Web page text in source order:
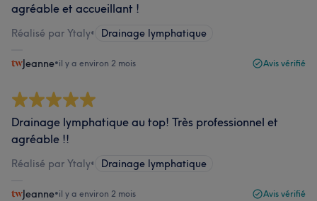
agréable et accueillant !
Réalisé par Ytaly• Drainage lymphatique
Jeanne•il y a environ 2 mois Avis vérifié
Drainage lymphatique au top! Très professionnel et
agréable !!
Réalisé par Ytaly• Drainage lymphatique
Jeanne•il y a environ 2 mois Avis vérifié